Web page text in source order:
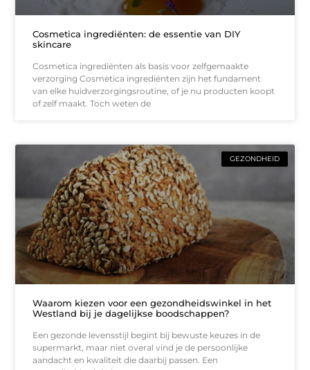
Cosmetica ingrediënten: de essentie van DIY
skincare
Cosmetica ingrediënten als basis voor zelfgemaakte
verzorging Cosmetica ingrediënten zijn het fundament
van elke huidverzorgingsroutine, of je nu producten koopt
of zelf maakt. Toch weten de
GEZONDHEID
Waarom kiezen voor een gezondheidswinkel in het
Westland bij je dagelijkse boodschappen?
Een gezonde levensstijl begint bij bewuste keuzes in de
supermarkt, maar niet overal vind je de persoonlijke
aandacht en kwaliteit die daarbij passen. Een